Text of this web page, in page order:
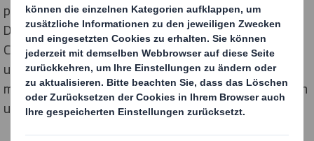
präsentierten ihre neuesten Produkte, Lösungen und
Dienstleistungen rund um Schwerpunkte wie E-
Commerce, Multichannel, Online Marketing, Logistik
und Software. Ein umfangreiches Rahmenprogramm
mit Fachvorträgen auf fünf Bühnen, Diskussions-Foren
und vielem mehr begleitete die Messe.